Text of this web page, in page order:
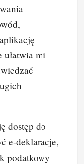
ułatwia mi
dostęp do
e-deklaracje,
podatkowy